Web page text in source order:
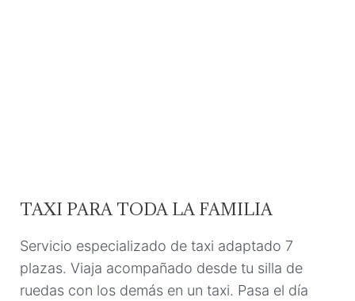
TAXI PARA TODA LA FAMILIA
Servicio especializado de taxi adaptado 7
plazas. Viaja acompañado desde tu silla de
ruedas con los demás en un taxi. Pasa el día